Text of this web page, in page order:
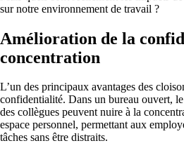
sur notre environnement de travail ?
Amélioration de la
concentration
L’un des principaux avantages des
confidentialité. Dans un bureau ouvert,
des collègues peuvent nuire à la
espace personnel, permettant aux
tâches sans être distraits.